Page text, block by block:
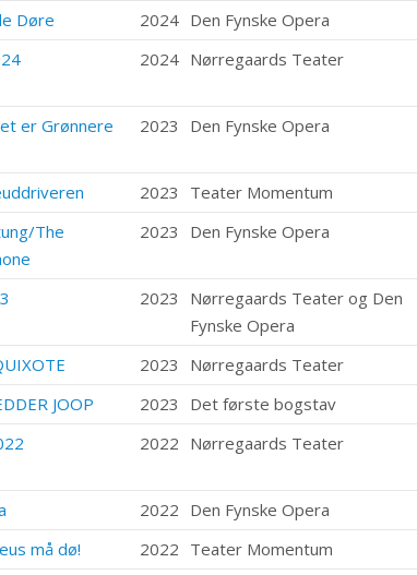
Døre
2024 Den Fynske Opera
2024 Nørregaards Teater
er Grønnere
2023 Den Fynske Opera
2023 Teater Momentum
The
2023 Den Fynske Opera
2023
Nørregaards Teater og Den
Fynske Opera
2023 Nørregaards Teater
JOOP
2023 Det første bogstav
2022 Nørregaards Teater
2022 Den Fynske Opera
må dø!
2022 Teater Momentum